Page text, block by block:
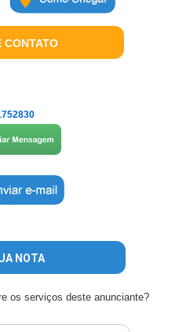
CONTATO
NOTA
os serviços deste anunciante?